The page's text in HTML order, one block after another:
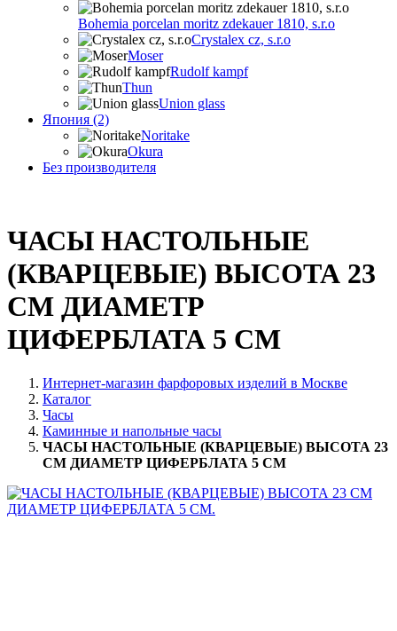
Bohemia porcelan moritz zdekauer 1810, s.r.o
Crystalex cz, s.r.o
Moser
Rudolf kampf
Thun
Union glass
Япония (2)
Noritake
Okura
Без производителя
ЧАСЫ НАСТОЛЬНЫЕ
(КВАРЦЕВЫЕ) ВЫСОТА 23
СМ ДИАМЕТР
ЦИФЕРБЛАТА 5 СМ
Интернет-магазин фарфоровых изделий в Москве
Каталог
Часы
Каминные и напольные часы
ЧАСЫ НАСТОЛЬНЫЕ (КВАРЦЕВЫЕ) ВЫСОТА 23
СМ ДИАМЕТР ЦИФЕРБЛАТА 5 СМ